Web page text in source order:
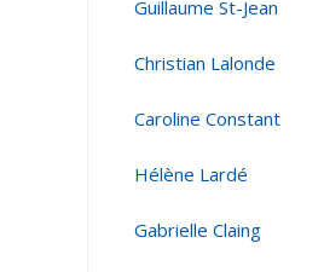
Guillaume St-Jean
Christian Lalonde
Caroline Constant
Hélène Lardé
Gabrielle Claing